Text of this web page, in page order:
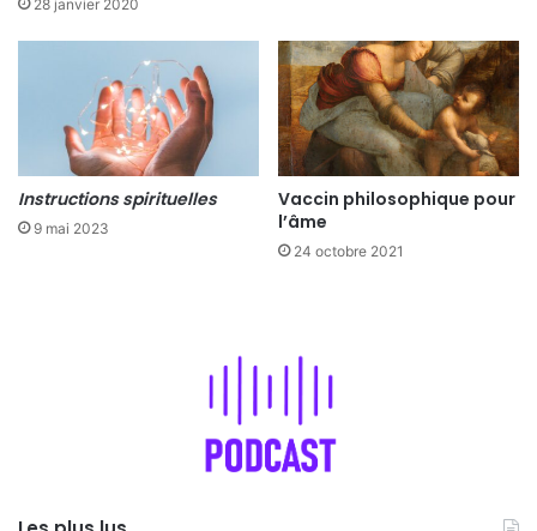
28 janvier 2020
Instructions spirituelles
9 mai 2023
Vaccin philosophique pour
l’âme
24 octobre 2021